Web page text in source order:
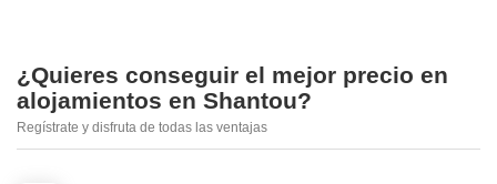
¿Quieres conseguir el mejor precio en
alojamientos en Shantou?
Regístrate y disfruta de todas las ventajas